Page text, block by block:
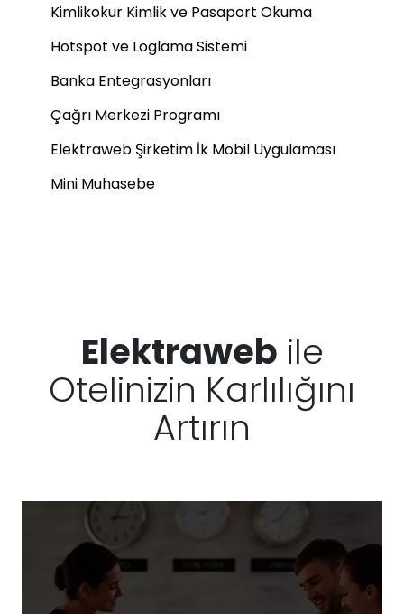
Kimlikokur Kimlik ve Pasaport Okuma
Hotspot ve Loglama Sistemi
Banka Entegrasyonları
Çağrı Merkezi Programı
Elektraweb Şirketim İk Mobil Uygulaması
Mini Muhasebe
Elektraweb ile
Otelinizin Karlılığını
Artırın